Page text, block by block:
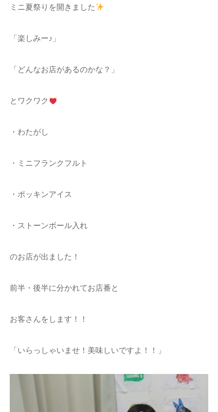
ミニ夏祭りを開きました
「楽しみー♪」
「どんなお店があるのかな？」
とワクワク
・わたがし
・ミニフランクフルト
・ポッキンアイス
・ストーンボール入れ
のお店が出ました！
前半・後半に分かれてお店番と
お客さんをします！！
「いらっしゃいませ！美味しいですよ！！」